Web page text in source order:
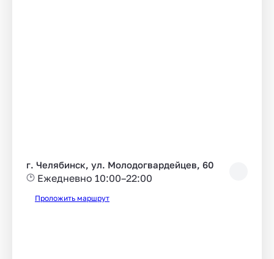
г. Челябинск, ул. Молодогвардейцев, 60
Ежедневно 10:00–22:00
Проложить маршрут